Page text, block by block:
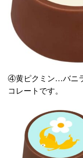
④黄ピクミン…バニ
コレートです。